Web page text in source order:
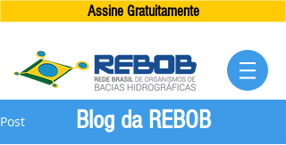
Assine Gratuitamente
Post Blog da REBOB